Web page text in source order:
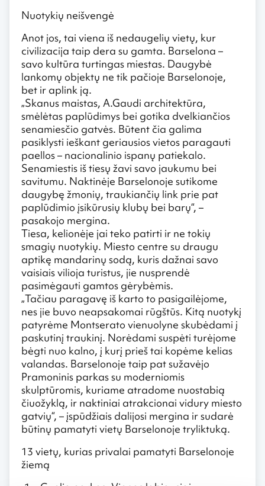
Nuotykių neišvengė
Anot jos, tai viena iš nedaugelių vietų, kur
civilizacija taip dera su gamta. Barselona –
savo kultūra turtingas miestas. Daugybė
lankomų objektų ne tik pačioje Barselonoje,
bet ir aplink ją.
„Skanus maistas, A.Gaudi architektūra,
smėlėtas paplūdimys bei gotika dvelkiančios
senamiesčio gatvės. Būtent čia galima
pasiklysti ieškant geriausios vietos paragauti
paellos – nacionalinio ispanų patiekalo.
Senamiestis iš tiesų žavi savo jaukumu bei
savitumu. Naktinėje Barselonoje sutikome
daugybę žmonių, traukiančių link prie pat
paplūdimio įsikūrusių klubų bei barų“, –
pasakojo mergina.
Tiesa, kelionėje jai teko patirti ir ne tokių
smagių nuotykių. Miesto centre su draugu
aptikę mandarinų sodą, kuris dažnai savo
vaisiais vilioja turistus, jie nusprendė
pasimėgauti gamtos gėrybėmis.
„Tačiau paragavę iš karto to pasigailėjome,
nes jie buvo neapsakomai rūgštūs. Kitą nuotykį
patyrėme Montserato vienuolyne skubėdami į
paskutinį traukinį. Norėdami suspėti turėjome
bėgti nuo kalno, į kurį prieš tai kopėme kelias
valandas. Barselonoje taip pat sužavėjo
Pramoninis parkas su moderniomis
skulptūromis, kuriame atradome nuostabią
čiuožyklą, ir naktiniai atrakcionai vidury miesto
gatvių“, – įspūdžiais dalijosi mergina ir sudarė
būtinų pamatyti vietų Barselonoje tryliktuką.
13 vietų, kurias privalai pamatyti Barselonoje
žiemą